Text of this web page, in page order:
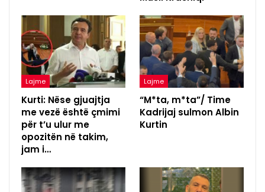
Lajme
Kurti: Nëse gjuajtja
me vezë është çmimi
për t’u ulur me
opozitën në takim,
jam i…
Lajme
“M*ta, m*ta”/ Time
Kadrijaj sulmon Albin
Kurtin